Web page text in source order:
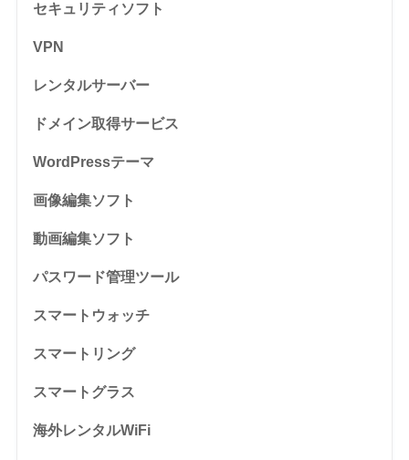
セキュリティソフト
VPN
レンタルサーバー
ドメイン取得サービス
WordPressテーマ
画像編集ソフト
動画編集ソフト
パスワード管理ツール
スマートウォッチ
スマートリング
スマートグラス
海外レンタルWiFi